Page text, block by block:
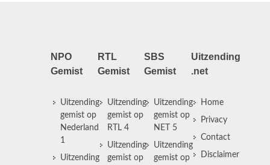
NPO
Gemist
Uitzending
gemist op
Nederland
1
Uitzending
RTL
Gemist
Uitzending
gemist op
RTL 4
Uitzending
gemist op
SBS
Gemist
Uitzending
gemist op
NET 5
Uitzending
gemist op
Uitzending
.net
Home
Privacy
Contact
Disclaimer